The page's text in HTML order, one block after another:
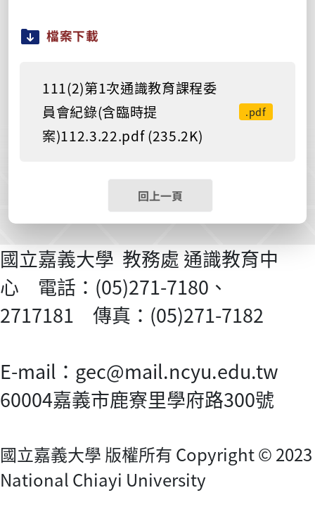
檔案下載
111(2)第1次通識教育課程委
員會紀錄(含臨時提
案)112.3.22.pdf (235.2K)
.pdf
回上一頁
國立嘉義大學 教務處 通識教育中
心 電話：(05)271-7180、
2717181 傳真：(05)271-7182
E-mail：gec@mail.ncyu.edu.tw
60004嘉義市鹿寮里學府路300號
國立嘉義大學 版權所有 Copyright © 2023
National Chiayi University